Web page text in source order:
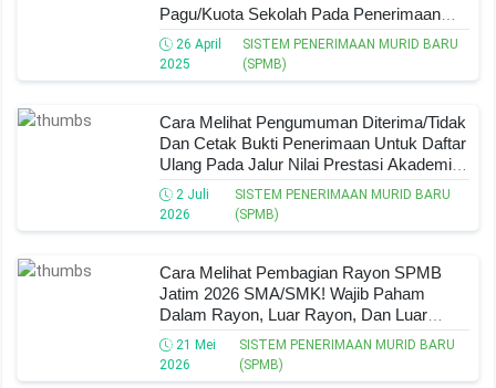
Pagu/Kuota Sekolah Pada Penerimaan
Murid Baru (SPMB) Jatim 2025
26 April
2025
SISTEM PENERIMAAN MURID BARU
(SPMB)
Cara Melihat Pengumuman Diterima/Tidak
Dan Cetak Bukti Penerimaan Untuk Daftar
Ulang Pada Jalur Nilai Prestasi Akademik
SMK (Tahap 4) SPMB Jatim 2026
2 Juli
2026
SISTEM PENERIMAAN MURID BARU
(SPMB)
Cara Melihat Pembagian Rayon SPMB
Jatim 2026 SMA/SMK! Wajib Paham
Dalam Rayon, Luar Rayon, Dan Luar
Rayon Perbatasan
21 Mei
2026
SISTEM PENERIMAAN MURID BARU
(SPMB)